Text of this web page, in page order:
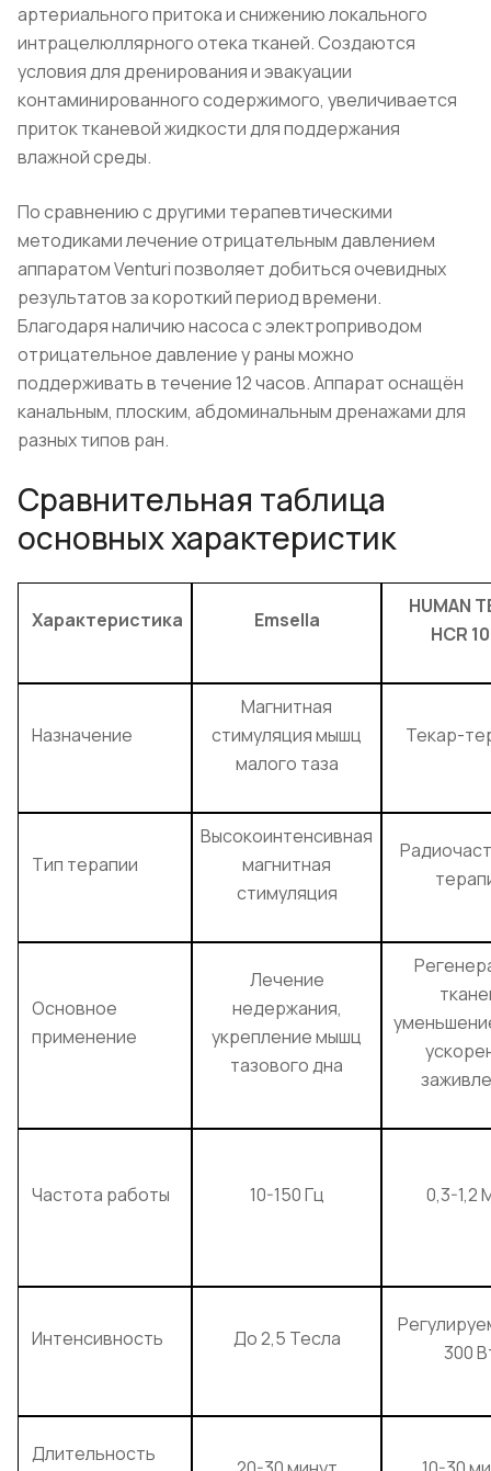
артериального притока и снижению локального
интрацелюллярного отека тканей. Создаются
условия для дренирования и эвакуации
контаминированного содержимого, увеличивается
приток тканевой жидкости для поддержания
влажной среды.
По сравнению с другими терапевтическими
методиками лечение отрицательным давлением
аппаратом Venturi позволяет добиться очевидных
результатов за короткий период времени.
Благодаря наличию насоса с электроприводом
отрицательное давление у раны можно
поддерживать в течение 12 часов. Аппарат оснащён
канальным, плоским, абдоминальным дренажами для
разных типов ран.
Сравнительная таблица
основных характеристик
Характеристика Emsella
HUMAN
HCR
Назначение
Магнитная
стимуляция мышц
малого таза
Текар-
Тип терапии
Высокоинтенсивная
магнитная
стимуляция
Основное
применение
Лечение
недержания,
укрепление мышц
тазового дна
Частота работы 10-150 Гц 0,3-1,2
Интенсивность До 2,5 Тесла
300
Длительность